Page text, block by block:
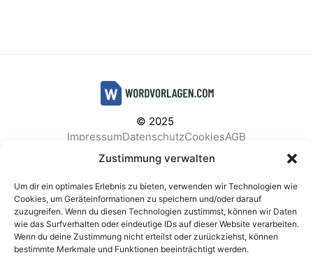
Zustimmung verwalten
Um dir ein optimales Erlebnis zu bieten, verwenden wir Technologien wie
Cookies, um Geräteinformationen zu speichern und/oder darauf
zuzugreifen. Wenn du diesen Technologien zustimmst, können wir Daten
wie das Surfverhalten oder eindeutige IDs auf dieser Website verarbeiten.
Wenn du deine Zustimmung nicht erteilst oder zurückziehst, können
bestimmte Merkmale und Funktionen beeinträchtigt werden.
© 2025
ImpressumDatenschutzCookiesAGB
Facebook
Instagram
BELIEBTE KATEGORIEN
Berichte & Analysen Business
Einkauf & Beschaffung